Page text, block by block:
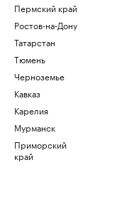
Пермский край
Ростов-на-Дону
Татарстан
Тюмень
Черноземье
Кавказ
Карелия
Мурманск
Приморский
край